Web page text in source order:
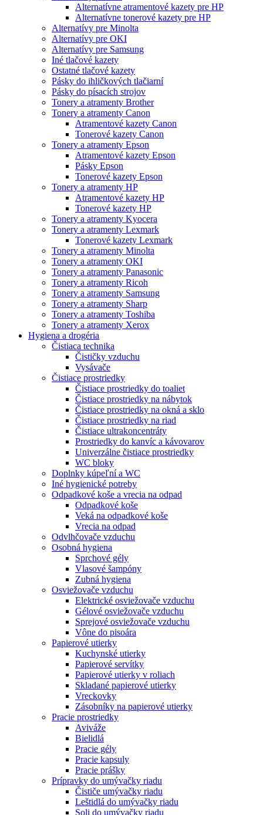
Alternatívne atramentové kazety pre HP
Alternatívne tonerové kazety pre HP
Alternatívy pre Minolta
Alternatívy pre OKI
Alternatívy pre Samsung
Iné tlačové kazety
Ostatné tlačové kazety
Pásky do ihličkových tlačiarní
Pásky do písacích strojov
Tonery a atramenty Brother
Tonery a atramenty Canon
Atramentové kazety Canon
Tonerové kazety Canon
Tonery a atramenty Epson
Atramentové kazety Epson
Pásky Epson
Tonerové kazety Epson
Tonery a atramenty HP
Atramentové kazety HP
Tonerové kazety HP
Tonery a atramenty Kyocera
Tonery a atramenty Lexmark
Tonerové kazety Lexmark
Tonery a atramenty Minolta
Tonery a atramenty OKI
Tonery a atramenty Panasonic
Tonery a atramenty Ricoh
Tonery a atramenty Samsung
Tonery a atramenty Sharp
Tonery a atramenty Toshiba
Tonery a atramenty Xerox
Hygiena a drogéria
Čistiaca technika
Čističky vzduchu
Vysávače
Čistiace prostriedky
Čistiace prostriedky do toaliet
Čistiace prostriedky na nábytok
Čistiace prostriedky na okná a sklo
Čistiace prostriedky na riad
Čistiace ultrakoncentráty
Prostriedky do kanvíc a kávovarov
Univerzálne čistiace prostriedky
WC bloky
Doplnky kúpeľní a WC
Iné hygienické potreby
Odpadkové koše a vrecia na odpad
Odpadkové koše
Veká na odpadkové koše
Vrecia na odpad
Odvlhčovače vzduchu
Osobná hygiena
Sprchové gély
Vlasové šampóny
Zubná hygiena
Osviežovače vzduchu
Elektrické osviežovače vzduchu
Gélové osviežovače vzduchu
Sprejové osviežovače vzduchu
Vône do pisoára
Papierové utierky
Kuchynské utierky
Papierové servítky
Papierové utierky v roliach
Skladané papierové utierky
Vreckovky
Zásobníky na papierové utierky
Pracie prostriedky
Aviváže
Bielidlá
Pracie gély
Pracie kapsuly
Pracie prášky
Prípravky do umývačky riadu
Čističe umývačky riadu
Leštidlá do umývačky riadu
Soli do umývačky riadu